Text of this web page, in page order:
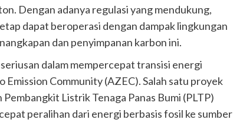
Dengan adanya regulasi yang mendukung,
dapat beroperasi dengan dampak lingkungan
dan penyimpanan karbon ini.
dalam mempercepat transisi energi
Community (AZEC). Salah satu proyek
Listrik Tenaga Panas Bumi (PLTP)
peralihan dari energi berbasis fosil ke sumber